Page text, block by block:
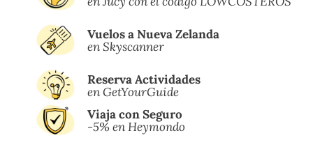
Vuelos a Nueva Zelanda
en Skyscanner
Reserva Actividades
enGetYourGuide
Viaja con Seguro
-5% en Heymondo